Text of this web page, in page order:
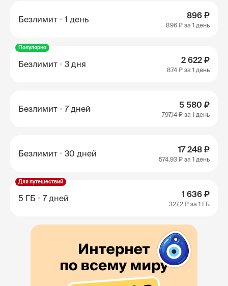
Безлимит 1 день 896 ₽
896 ₽ за 1 день
Популярно
Безлимит 3 дня 2 622 ₽
874 ₽ за 1 день
Безлимит 7 дней 5 580 ₽
797,14 ₽ за 1 день
Безлимит 30 дней 17 248 ₽
574,93 ₽ за 1 день
Для путешествий
5 ГБ 7 дней 1 636 ₽
327,2 ₽ за 1 ГБ